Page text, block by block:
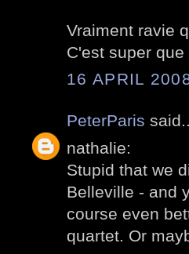
Vraiment ravie
C'est super
16 APRIL
PeterParis
nathalie:
Stupid that we
Belleville - and
course even
quartet. Or